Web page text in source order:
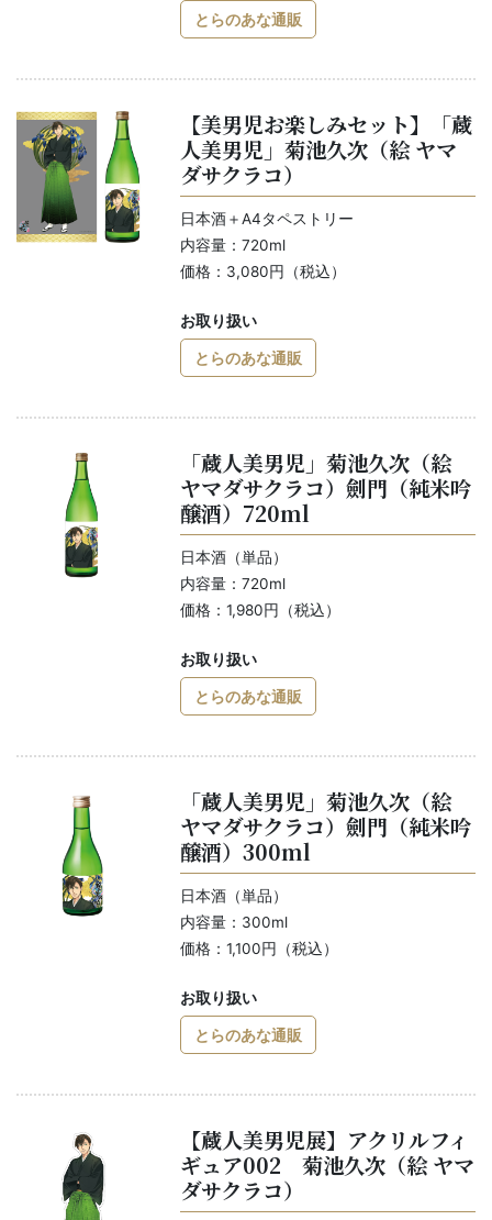
とらのあな通販
【美男児お楽しみセット】「蔵
人美男児」菊池久次（絵 ヤマ
ダサクラコ）
日本酒＋A4タペストリー
内容量：720ml
価格：3,080円（税込）
お取り扱い
とらのあな通販
「蔵人美男児」菊池久次（絵
ヤマダサクラコ）劍門（純米吟
醸酒）720ml
日本酒（単品）
内容量：720ml
価格：1,980円（税込）
お取り扱い
とらのあな通販
「蔵人美男児」菊池久次（絵
ヤマダサクラコ）劍門（純米吟
醸酒）300ml
日本酒（単品）
内容量：300ml
価格：1,100円（税込）
お取り扱い
とらのあな通販
【蔵人美男児展】アクリルフィ
ギュア002 菊池久次（絵 ヤマ
ダサクラコ）